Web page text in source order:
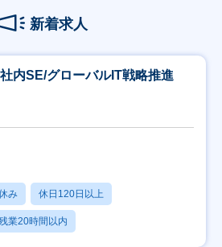
新着求人
内SE/グローバルIT戦略推進
み 休日120日以上
業20時間以内